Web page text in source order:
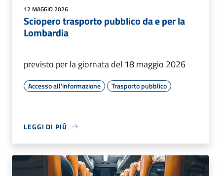
12 MAGGIO 2026
Sciopero trasporto pubblico da e per la
Lombardia
previsto per la giornata del 18 maggio 2026
Accesso all'informazione Trasporto pubblico
LEGGI DI PIÙ